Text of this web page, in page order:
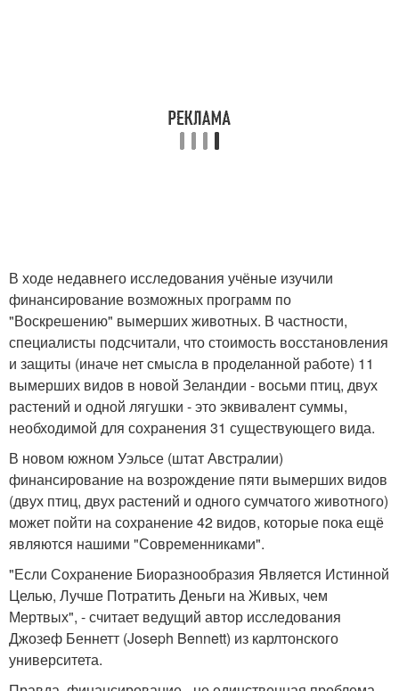
В ходе недавнего исследования учёные изучили
финансирование возможных программ по
"Воскрешению" вымерших животных. В частности,
специалисты подсчитали, что стоимость восстановления
и защиты (иначе нет смысла в проделанной работе) 11
вымерших видов в новой Зеландии - восьми птиц, двух
растений и одной лягушки - это эквивалент суммы,
необходимой для сохранения 31 существующего вида.
В новом южном Уэльсе (штат Австралии)
финансирование на возрождение пяти вымерших видов
(двух птиц, двух растений и одного сумчатого животного)
может пойти на сохранение 42 видов, которые пока ещё
являются нашими "Современниками".
"Если Сохранение Биоразнообразия Является Истинной
Целью, Лучше Потратить Деньги на Живых, чем
Мертвых", - считает ведущий автор исследования
Джозеф Беннетт (Joseph Bennett) из карлтонского
университета.